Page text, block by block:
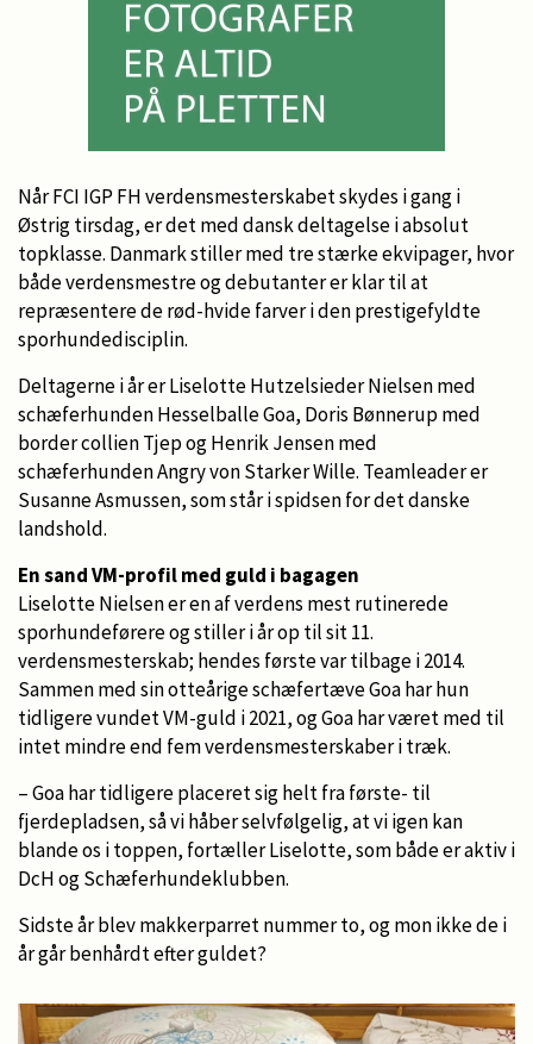
Når FCI IGP FH verdensmesterskabet skydes i gang i
Østrig tirsdag, er det med dansk deltagelse i absolut
topklasse. Danmark stiller med tre stærke ekvipager, hvor
både verdensmestre og debutanter er klar til at
repræsentere de rød-hvide farver i den prestigefyldte
sporhundedisciplin.
Deltagerne i år er Liselotte Hutzelsieder Nielsen med
schæferhunden Hesselballe Goa, Doris Bønnerup med
border collien Tjep og Henrik Jensen med
schæferhunden Angry von Starker Wille. Teamleader er
Susanne Asmussen, som står i spidsen for det danske
landshold.
En sand VM-profil med guld i bagagen
Liselotte Nielsen er en af verdens mest rutinerede
sporhundeførere og stiller i år op til sit 11.
verdensmesterskab; hendes første var tilbage i 2014.
Sammen med sin otteårige schæfertæve Goa har hun
tidligere vundet VM-guld i 2021, og Goa har været med til
intet mindre end fem verdensmesterskaber i træk.
– Goa har tidligere placeret sig helt fra første- til
fjerdepladsen, så vi håber selvfølgelig, at vi igen kan
blande os i toppen, fortæller Liselotte, som både er aktiv i
DcH og Schæferhundeklubben.
Sidste år blev makkerparret nummer to, og mon ikke de i
år går benhårdt efter guldet?